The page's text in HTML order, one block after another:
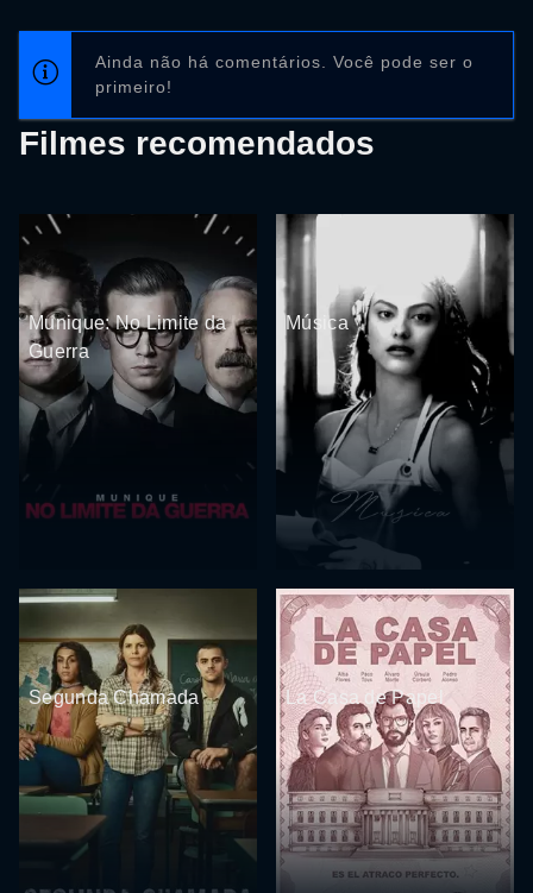
Ainda não há comentários. Você pode ser o
primeiro!
Filmes recomendados
Munique: No Limite da
Guerra
Música
Segunda Chamada La Casa de Papel